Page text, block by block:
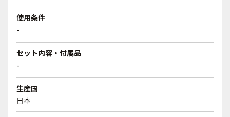
使用条件
-
セット内容・付属品
-
生産国
日本